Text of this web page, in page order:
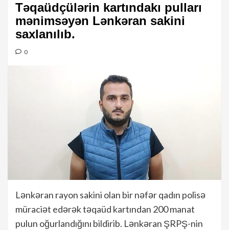
Təqaüdçülərin kartındakı pulları
mənimsəyən Lənkəran sakini
saxlanılıb.
0
Lənkəran rayon sakini olan bir nəfər qadın polisə
müraciət edərək təqaüd kartından 200 manat
pulun oğurlandığını bildirib. Lənkəran ŞRPŞ-nin